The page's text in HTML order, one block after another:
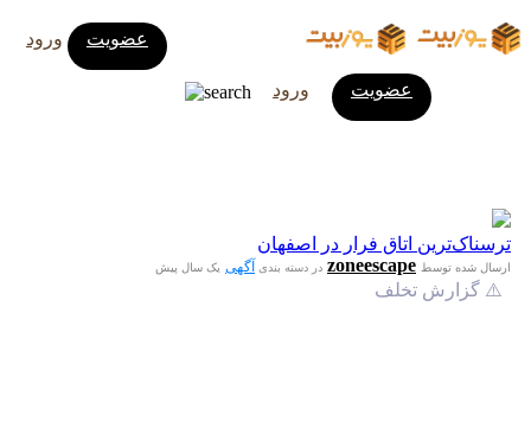
ورود عضویت
ورود عضویت
ترسناک‌ترین اتاق فرار در اصفهان
ارسال شده توسط zoneescape در دسته بندی آگهی یک سال پیش
⚠️ گزارش تخلف